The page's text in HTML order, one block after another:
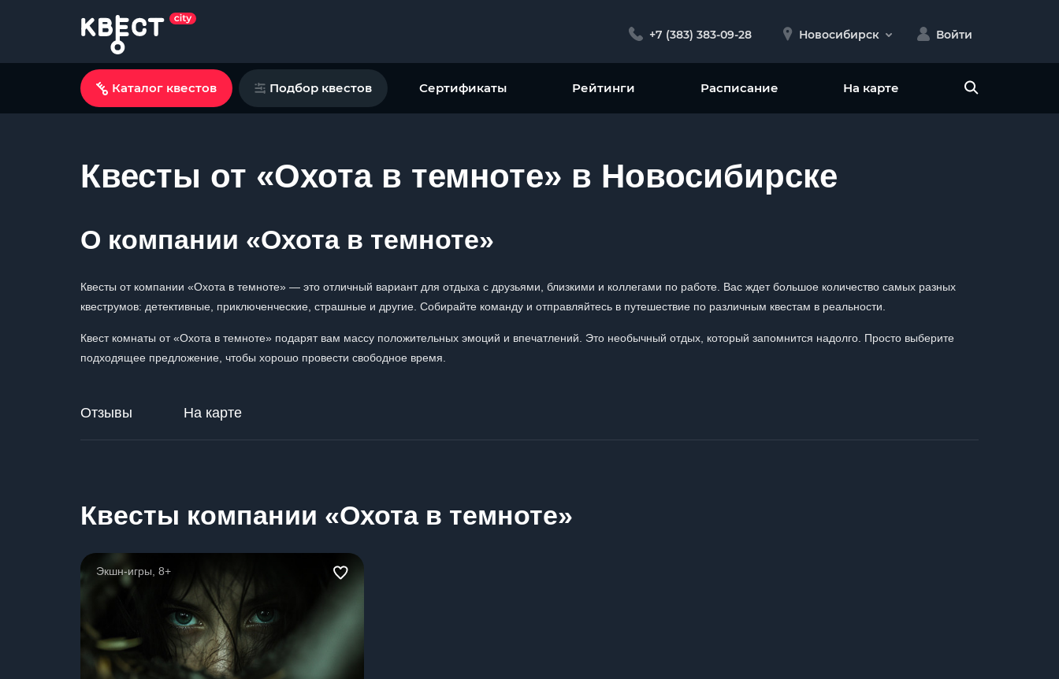
+7 (383) 383-09-28 Новосибирск Войти
Каталог квестов Подбор квестов Сертификаты Рейтинги Расписание На карте
Квесты от «Охота в темноте» в Новосибирске
О компании «Охота в темноте»
Квесты от компании «Охота в темноте» — это отличный вариант для отдыха с друзьями, близкими и коллегами по работе. Вас ждет большое количество самых разных
квеструмов: детективные, приключенческие, страшные и другие. Собирайте команду и отправляйтесь в путешествие по различным квестам в реальности.
Квест комнаты от «Охота в темноте» подарят вам массу положительных эмоций и впечатлений. Это необычный отдых, который запомнится надолго. Просто выберите
подходящее предложение, чтобы хорошо провести свободное время.
Отзывы На карте
Квесты компании «Охота в темноте»
Экшн-игры, 8+